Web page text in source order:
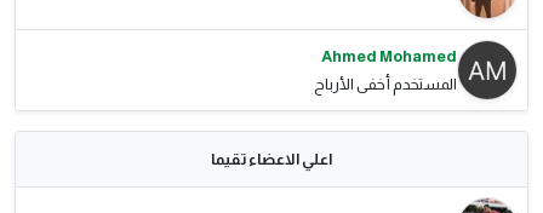
Ahmed Mohamed
المستخدم أخفى الأرباح
اعلي الاعضاء تقيما